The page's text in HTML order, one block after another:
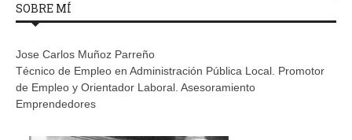
SOBRE MÍ
Jose Carlos Muñoz Parreño
Técnico de Empleo en Administración Pública Local. Promotor
de Empleo y Orientador Laboral. Asesoramiento
Emprendedores